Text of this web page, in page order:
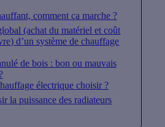
comment ça marche ?
(achat du matériel et coût
d’un système de chauffage
de bois : bon ou mauvais
électrique choisir ?
la puissance des radiateurs